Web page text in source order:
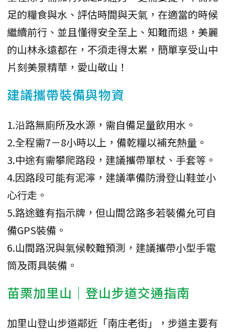
足的糧食與水、評估時間與天氣，在適當的時候
繼續前行、並且懂得安全至上、知難而退，美麗
的山林永遠都在，不須走得太累，簡單享受山中
片刻美景精華，愛山敬山！
建議攜帶裝備與物資
1.沿路無廁所及水源，需自備足量飲用水。
2.全程需7－8小時以上，備乾糧以補充熱量。
3.中途有需攀爬路段，建議攜帶單杖、手套等。
4.因路段可能有泥濘，建議準備防滑登山鞋並小
心行走。
5.路途雖有指示牌，但山間岔路多若裝備允可自
備GPS裝備。
6.山間路況與氣候較難預測，建議攜帶小型手電
筒及雨具裝備。
苗栗加里山｜登山步道交通指南
加里山登山步道鄰近「南庄老街」，步道主要有